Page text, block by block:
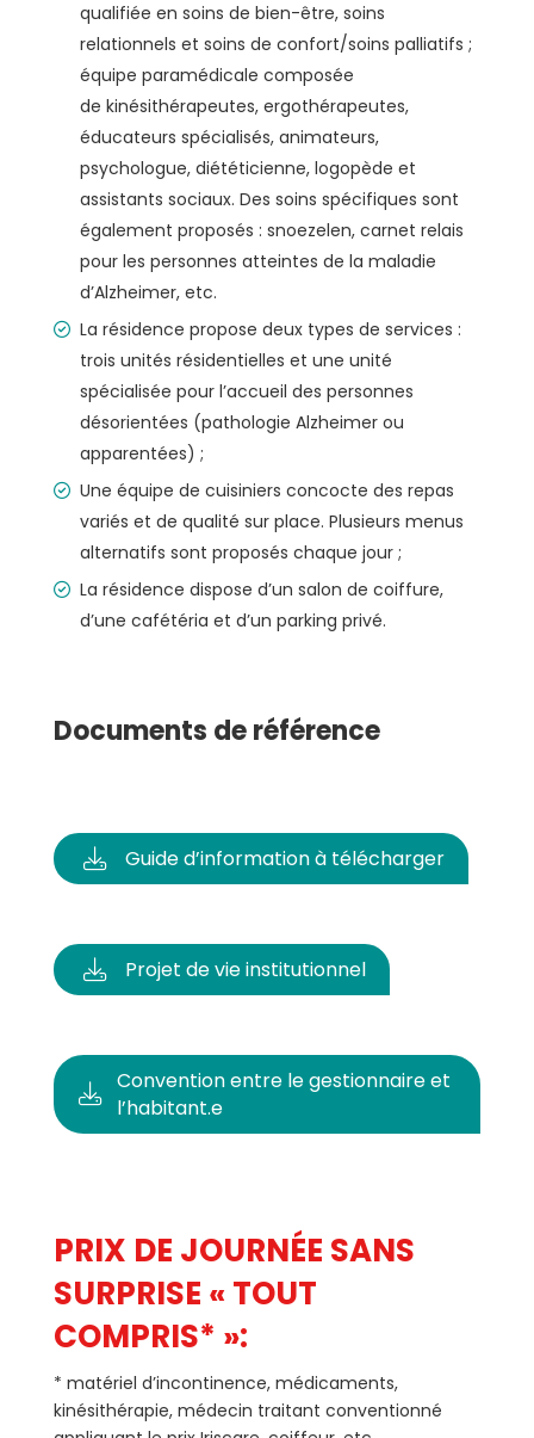
qualifiée en soins de bien-être, soins
relationnels et soins de confort/soins palliatifs ;
équipe paramédicale composée
de kinésithérapeutes, ergothérapeutes,
éducateurs spécialisés, animateurs,
psychologue, diététicienne, logopède et
assistants sociaux. Des soins spécifiques sont
également proposés : snoezelen, carnet relais
pour les personnes atteintes de la maladie
d’Alzheimer, etc.
La résidence propose deux types de services :
trois unités résidentielles et une unité
spécialisée pour l’accueil des personnes
désorientées (pathologie Alzheimer ou
apparentées) ;
Une équipe de cuisiniers concocte des repas
variés et de qualité sur place. Plusieurs menus
alternatifs sont proposés chaque jour ;
La résidence dispose d’un salon de coiffure,
d’une cafétéria et d’un parking privé.
Documents de référence
Guide d’information à télécharger
Projet de vie institutionnel
Convention entre le gestionnaire et
l’habitant.e
PRIX DE JOURNÉE SANS
SURPRISE « TOUT
COMPRIS* »:
* matériel d’incontinence, médicaments,
kinésithérapie, médecin traitant conventionné